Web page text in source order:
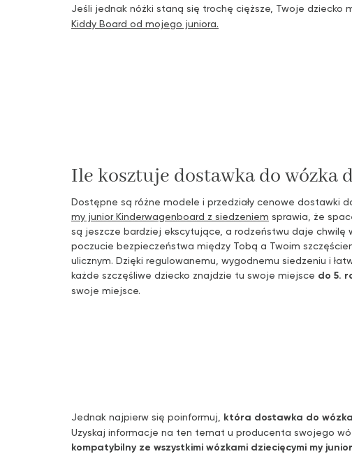
Jeśli jednak nóżki staną się trochę cięższe, Twoje dziecko
Kiddy Board od mojego juniora.
Ile kosztuje dostawka do wózka
Dostępne są różne modele i przedziały cenowe dostawki
my junior Kinderwagenboard z siedzeniem sprawia, że
są jeszcze bardziej ekscytujące, a rodzeństwu daje chwilę
poczucie bezpieczeństwa między Tobą a Twoim
ulicznym. Dzięki regulowanemu, wygodnemu siedzeniu i
każde szczęśliwe dziecko znajdzie tu swoje miejsce do 5.
swoje miejsce.
Jednak najpierw się poinformuj, która dostawka do
Uzyskaj informacje na ten temat u producenta swojego
kompatybilny ze wszystkimi wózkami dziecięcymi my